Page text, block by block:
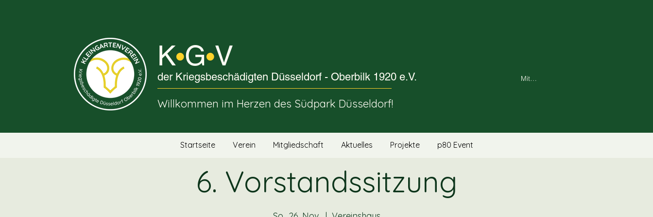
K•G•V
der Kriegsbeschädigten Düsseldorf - Oberbilk 1920 e.V.
Willkommen im Herzen des Südpark Düsseldorf!
Mitglieder- Login
6. Vorstandssitzung
Startseite Verein Mitgliedschaft Aktuelles Projekte p80 Event